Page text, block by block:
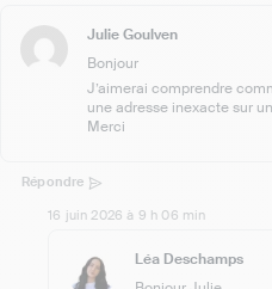
Julie Goulven
Bonjour
J’aimerai comprendre
une adresse inexacte sur
Merci
Répondre
16 juin 2026 à 9 h 06 min
Léa Deschamps